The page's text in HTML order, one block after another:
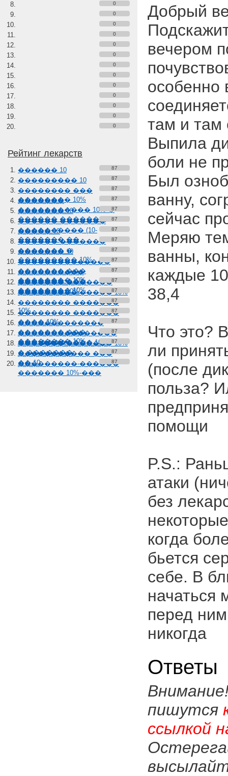
0
0
0
0
0
0
0
0
0
0
0
0
0
Рейтинг лекарств
������ 10 87
��������� 10 87
�������� ���
�������� 10%
87
�������
����������� 10% �
������ �������
87
������� 10 87
������ �������
���������� (10-
������� ��
87
����� 10 87
������ �������
������� �
��������� 10%
87
������� 10 87
��������������
������� ���
�������� 10%
87
����������
������� ���
�������� 10%
87
������� �������
������� 10%
87
��������� ����� 10%
87
�������� �������
10%
87
�������� �������
���� 10%
87
�������������
������� ���
�������� 10%
87
���������������
��� �������� 10%
87
������� ������� 10%
� �������
87
����������� ���
��-10
87
���������-������
������� 10%-���
87
Добрый
вечером
особенно
там и там
Выпила
боли не
Был
ванну,
сейчас
Меряю
ванны,
каждые
38,4
Что это?
ли
(после
польза?
помощи
P.S.:
атаки
без
когда
бьется
себе. В
начаться
перед
никогда
Ответы
пишутся
ссылкой